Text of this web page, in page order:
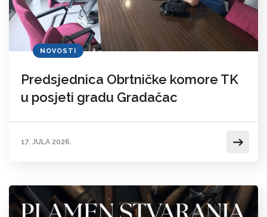
NOVOSTI
Predsjednica Obrtničke komore TK
u posjeti gradu Gradačac
17. JULA 2026.